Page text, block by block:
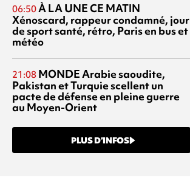
06:50À LA UNE CE MATIN
Xénoscard, rappeur condamné, jour
de sport santé, rétro, Paris en bus et
météo
21:08 MONDEArabie saoudite,
Pakistan et Turquie scellent un
pacte de défense en pleine guerre
au Moyen-Orient
PLUS D’INFOS